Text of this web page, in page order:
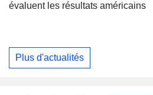
évaluent les résultats américains
Plus d'actualités